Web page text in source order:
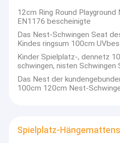
Alle Fälle
Polyester-Kombinationsseil
12cm Ring Round
EN1176 bescheinigte
Das Nest-Schwingen Seat
Kindes ringsum 100cm
Kinder Spielplatz-, dennetz
schwingen, nisten Schwingen
Das Nest der
100cm 120cm Nest-
Spielplatz-